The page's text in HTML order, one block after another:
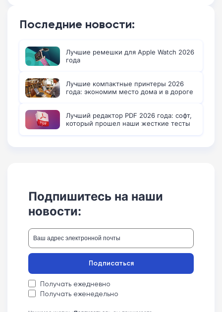
Последние новости:
Лучшие ремешки для Apple Watch 2026
года
Лучшие компактные принтеры 2026
года: экономим место дома и в дороге
Лучший редактор PDF 2026 года: софт,
который прошел наши жесткие тесты
Подпишитесь на наши
новости:
Получать ежедневно
Получать еженедельно
Подписаться